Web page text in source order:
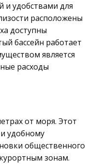
и удобствами для
расположены
доступны
бассейн работает
является
расходы
от моря. Этот
удобному
общественного
зонам.